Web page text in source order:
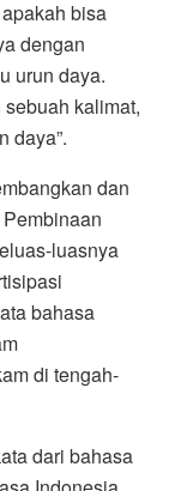
bisa
dengan
urun daya.
kalimat,
daya”.
dan
luasnya
bahasa
di tengah-
dari bahasa